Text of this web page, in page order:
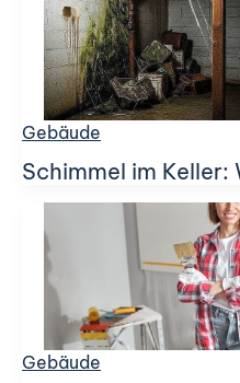
Gebäude
Schimmel im Keller:
Gebäude